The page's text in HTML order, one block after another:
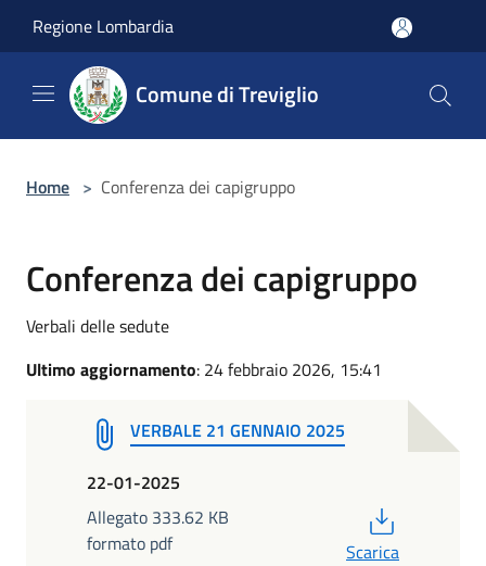
Regione Lombardia
Comune di Treviglio
Home > Conferenza dei capigruppo
Conferenza dei capigruppo
Verbali delle sedute
Ultimo aggiornamento: 24 febbraio 2026, 15:41
VERBALE 21 GENNAIO 2025
22-01-2025
Allegato 333.62 KB
formato pdf
Scarica